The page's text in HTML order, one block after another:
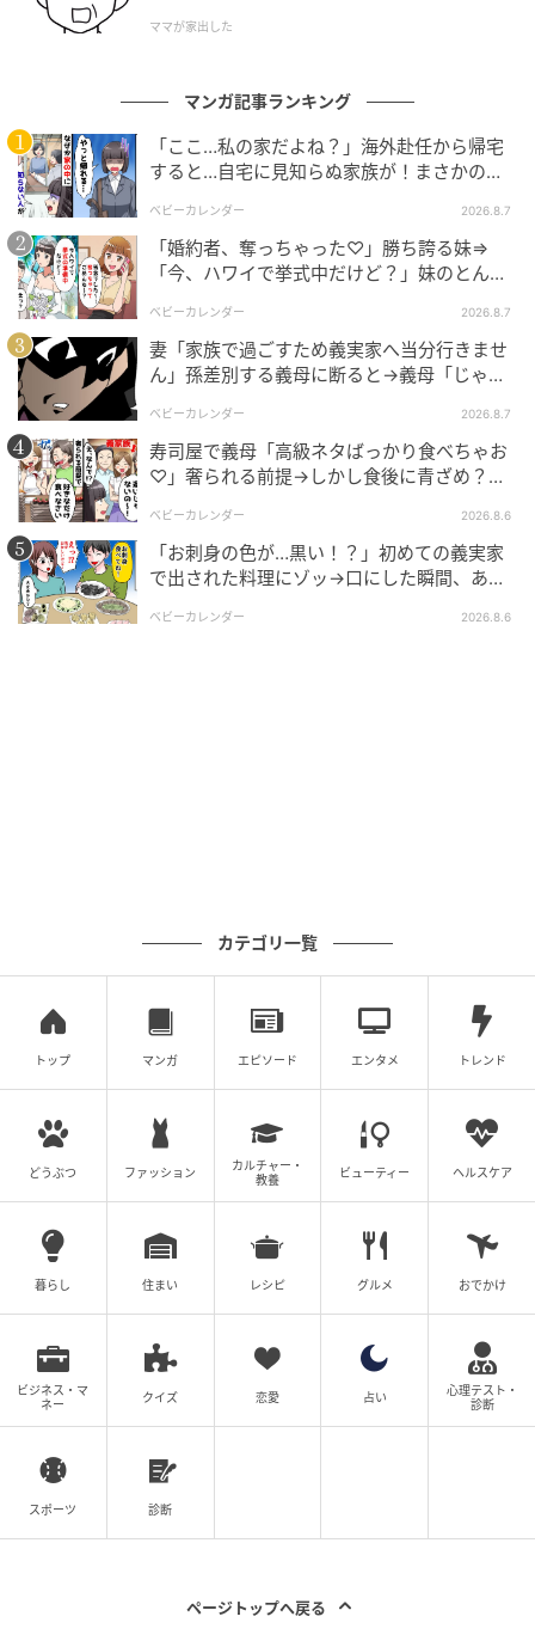
ウーマンエキサイト
ウーマンエキサイト
ウーマンエキサイト
ウーマンエキサイト
ママが家出した
マンガ記事ランキング
「ここ…私の家だよね？」海外赴任から帰宅
すると…自宅に見知らぬ家族が！まさかの真
ベビーカレンダー 2026.8.7
「婚約者、奪っちゃった♡」勝ち誇る妹⇒
「今、ハワイで挙式中だけど？」妹のとんで
ベビーカレンダー 2026.8.7
妻「家族で過ごすため義実家へ当分行きませ
ん」孫差別する義母に断ると→義母「じゃ
ベビーカレンダー 2026.8.7
寿司屋で義母「高級ネタばっかり食べちゃお
♡」奢られる前提→しかし食後に青ざめ？通
ベビーカレンダー 2026.8.6
「お刺身の色が…黒い！？」初めての義実家
で出された料理にゾッ→口にした瞬間、あ
ベビーカレンダー 2026.8.6
カテゴリ一覧
トップ マンガ エピソード エンタメ トレンド
どうぶつ ファッション
カルチャー・
教養
ビューティー ヘルスケア
暮らし 住まい レシピ グルメ おでかけ
ビジネス・マ
ネー
クイズ 恋愛 占い
心理テスト・
診断
スポーツ 診断
ページトップへ戻る